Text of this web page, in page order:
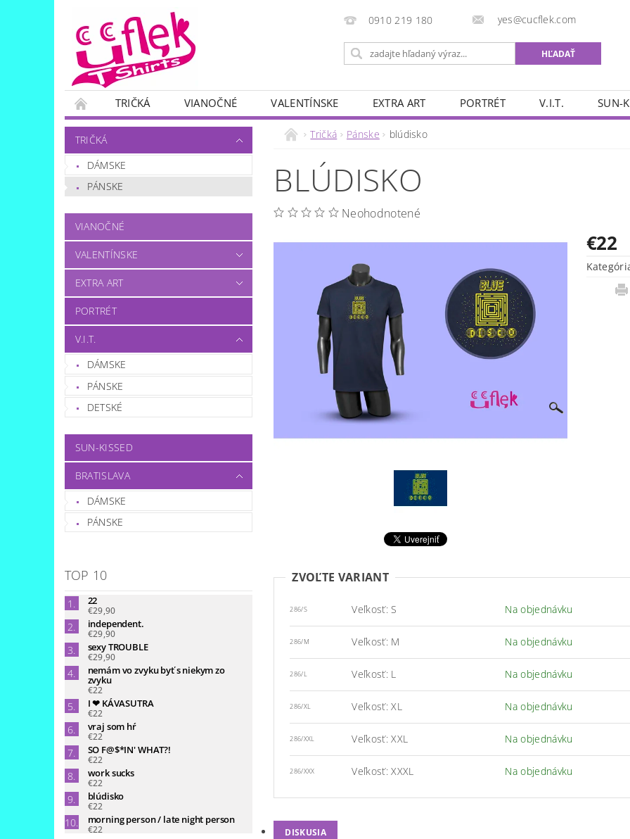
0910 219 180 yes@cucflek.com
TRIČKÁ VIANOČNÉ VALENTÍNSKE EXTRA ART PORTRÉT V.I.T.
SUN-
SKUPINOVÉ
OTÁZKA..?:)
TRIČKÁ
DÁMSKE
PÁNSKE
VIANOČNÉ
VALENTÍNSKE
EXTRA ART
PORTRÉT
V.I.T.
DÁMSKE
PÁNSKE
DETSKÉ
SUN-KISSED
BRATISLAVA
DÁMSKE
PÁNSKE
TOP 10
22
€29,90
independent.
€29,90
sexy TROUBLE
€29,90
nemám vo zvyku byť s niekym zo
zvyku
€22
I ❤ KÁVASUTRA
€22
vraj som hŕ
€22
SO F@$*IN' WHAT?!
€22
work sucks
€22
blúdisko
€22
morning person / late night person
€22
Tričká Pánske blúdisko
BLÚDISKO
Neohodnotené
€22
ZVOĽTE VARIANT
286/S Veľkosť: S Na objednávku
286/M Veľkosť: M Na objednávku
286/L Veľkosť: L Na objednávku
286/XL Veľkosť: XL Na objednávku
286/XXL Veľkosť: XXL Na objednávku
286/XXX Veľkosť: XXXL Na objednávku
DISKUSIA